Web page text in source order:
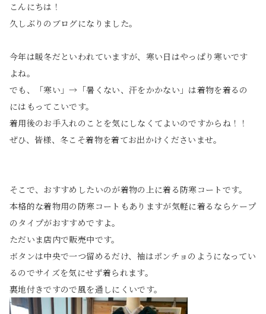
こんにちは！
久しぶりのブログになりました。
今年は暖冬だといわれていますが、寒い日はやっぱり寒いです
よね。
でも、「寒い」→「暑くない、汗をかかない」は着物を着るの
にはもってこいです。
着用後のお手入れのことを気にしなくてよいのですからね！！
ぜひ、皆様、冬こそ着物を着てお出かけくださいませ。
そこで、おすすめしたいのが着物の上に着る防寒コートです。
本格的な着物用の防寒コートもありますが気軽に着るならケープ
のタイプがおすすめですよ。
ただいま店内で販売中です。
ボタンは中央で一つ留めるだけ、袖はポンチョのようになってい
るのでサイズを気にせず着られます。
裏地付きですので風を通しにくいです。